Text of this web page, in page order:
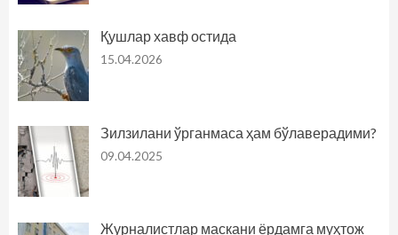
Қушлар хавф остида
15.04.2026
Зилзилани ўрганмаса ҳам бўлаверадими?
09.04.2025
Журналистлар маскани ёрдамга муҳтож